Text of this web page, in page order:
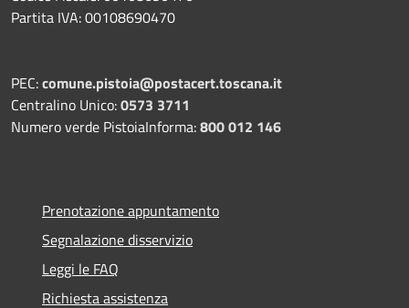
Partita IVA: 00108690470
PEC:comune.pistoia@postacert.toscana.it
Centralino Unico:0573 3711
Numero verde PistoiaInforma:800 012 146
Prenotazione appuntamento
Segnalazione disservizio
Leggi le FAQ
Richiesta assistenza